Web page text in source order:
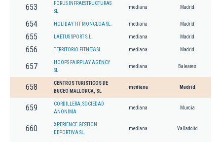
653
FORUS INFRAESTRUCTURAS
SL.
mediana Madrid
654 HOLIDAY FIT MONCLOA SL. mediana Madrid
655 LAETUS SPORT S.L. mediana Madrid
656 TERRITORIO FITNESS SL. mediana Madrid
657
HOOPS FAIRPLAY AGENCY
SL
mediana Baleares
658
CENTROS TURISTICOS DE
BUCEO MALLORCA, SL
mediana Madrid
659
CORDILLERA, SOCIEDAD
ANONIMA
mediana Murcia
660
XPERIENCE GESTION
DEPORTIVA SL.
mediana Valladolid